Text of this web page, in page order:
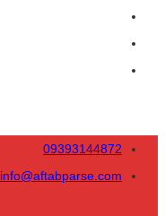
09393144872
info@aftabparse.com